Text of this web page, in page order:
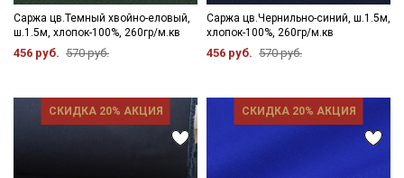
Саржа цв.Темный хвойно-еловый,
ш.1.5м, хлопок-100%, 260гр/м.кв
456 руб. 570 руб.
Саржа цв.Чернильно-синий, ш.1.5м,
хлопок-100%, 260гр/м.кв
456 руб. 570 руб.
СКИДКА 20% АКЦИЯ СКИДКА 20% АКЦИЯ